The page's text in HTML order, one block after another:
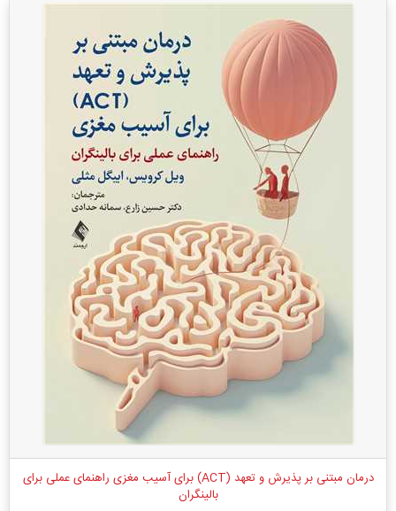
درمان مبتنی بر پذیرش و تعهد (ACT) برای آسیب مغزی راهنمای عملی برای
بالینگران